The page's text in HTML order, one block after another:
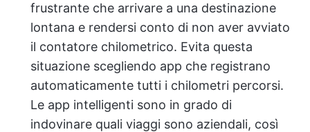
frustrante che arrivare a una destinazione
lontana e rendersi conto di non aver avviato
il contatore chilometrico. Evita questa
situazione scegliendo app che registrano
automaticamente tutti i chilometri percorsi.
Le app intelligenti sono in grado di
indovinare quali viaggi sono aziendali, così